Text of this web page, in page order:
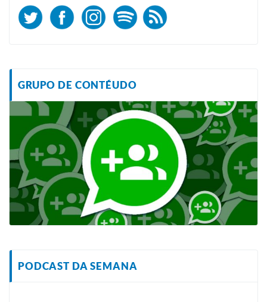
GRUPO DE CONTÉUDO
PODCAST DA SEMANA